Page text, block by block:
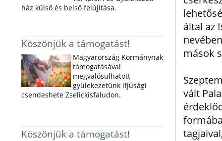
ház külső és belső felújítása.
Köszönjük a támogatást!
Magyarország Kormánynak
támogatásával
megvalósulhatott
gyülekezetünk ifjúsági
csendeshete Zselickisfaludon.
Köszönjük a támogatást!
által az
mások
vált